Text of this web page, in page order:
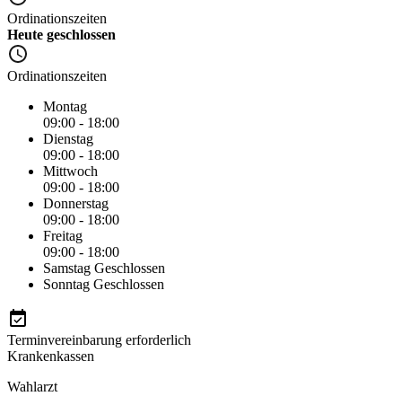
Ordinationszeiten
Heute geschlossen
Ordinationszeiten
Montag
09:00 - 18:00
Dienstag
09:00 - 18:00
Mittwoch
09:00 - 18:00
Donnerstag
09:00 - 18:00
Freitag
09:00 - 18:00
Samstag Geschlossen
Sonntag Geschlossen
Terminvereinbarung erforderlich
Krankenkassen
Wahlarzt